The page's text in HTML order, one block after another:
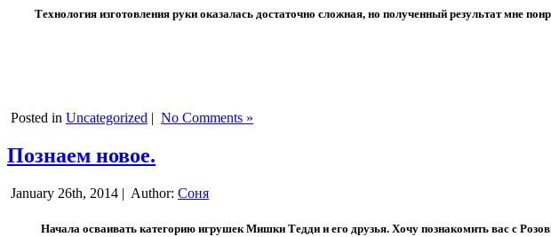
Технология изготовления руки оказалась достаточно сложная, но полученный результат мне
Posted in Uncategorized | No Comments »
Познаем новое.
January 26th, 2014 | Author: Соня
Начала осваивать категорию игрушек Мишки Тедди и его друзья. Хочу познакомить вас с